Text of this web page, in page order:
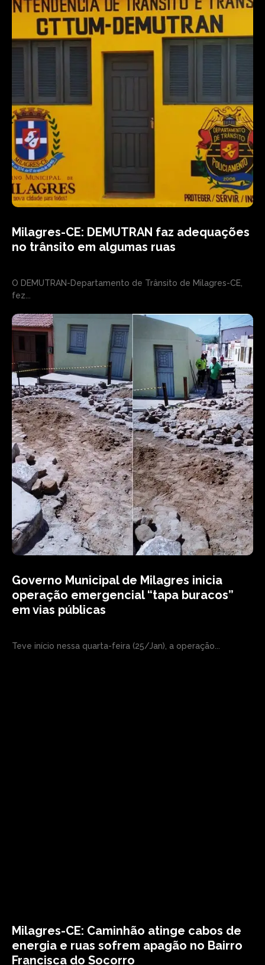
Milagres-CE: DEMUTRAN faz adequações
no trânsito em algumas ruas
O DEMUTRAN-Departamento de Trânsito de Milagres-CE,
fez...
Governo Municipal de Milagres inicia
operação emergencial “tapa buracos”
em vias públicas
Teve início nessa quarta-feira (25/Jan), a operação...
Milagres-CE: Caminhão atinge cabos de
energia e ruas sofrem apagão no Bairro
Francisca do Socorro